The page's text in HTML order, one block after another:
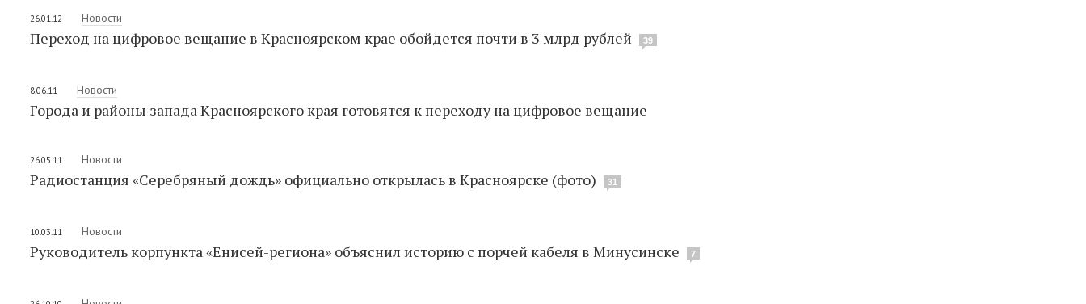
26.01.12 Новости
Переход на цифровое вещание в Красноярском крае обойдется почти в 3 млрд рублей 39
8.06.11 Новости
Города и районы запада Красноярского края готовятся к переходу на цифровое вещание
26.05.11 Новости
Радиостанция «Серебряный дождь» официально открылась в Красноярске (фото) 31
10.03.11 Новости
Руководитель корпункта «Енисей-региона» объяснил историю с порчей кабеля в Минусинске 7